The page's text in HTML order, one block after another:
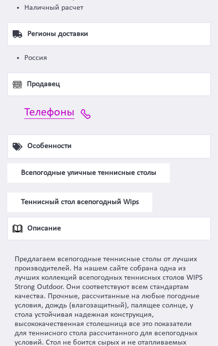
Наличный расчет
Регионы доставки
Россия
Продавец
Телефоны
Особенности
Всепогодные уличные теннисные столы
Теннисный стол всепогодный Wips
Описание
Предлагаем всепогодные теннисные столы от лучших
производителей. На нашем сайте собрана одна из
лучших коллекций всепогодных теннисных столов WIPS
Strong Outdoor. Они соответствуют всем стандартам
качества. Прочные, рассчитанные на любые погодные
условия, дождь (влагозащитный), палящее солнце, у
стола устойчивая надежная конструкция,
высококачественная столешница все это показатели
для теннисного стола рассчитанного для всепогодных
условий. Стол не боится сырых и не отапливаемых